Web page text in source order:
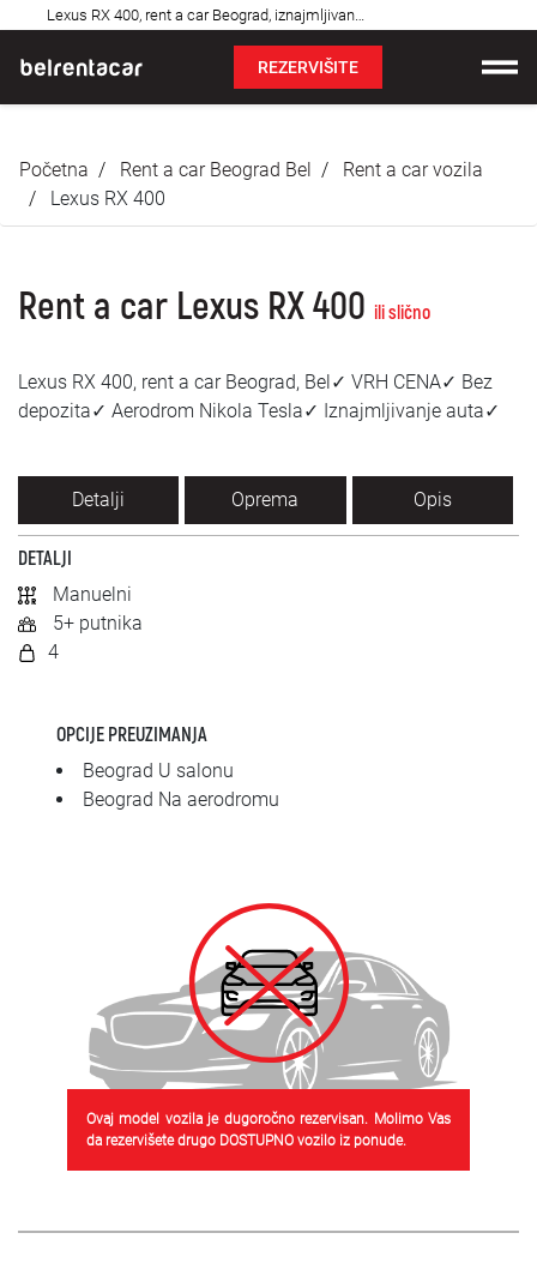
Lexus RX 400, rent a car Beograd, iznajmljivanje auta: Bel✓
pitanja
REZERVIŠITE
Cene
O nama
Najčešća pitanja
Kontakt
SRPSKI
СРПСКИ
Početna Rent a car Beograd Bel
Rent a car vozila
Lexus RX 400
Rent a car Lexus RX 400 ili slično
Lexus RX 400, rent a car Beograd, Bel✓ VRH CENA✓ Bez
depozita✓ Aerodrom Nikola Tesla✓ Iznajmljivanje auta✓
Detalji Oprema Opis
DETALJI
Manuelni
5+ putnika
4
OPCIJE PREUZIMANJA
Beograd U salonu
Beograd Na aerodromu
Ovaj model vozila je dugoročno rezervisan. Molimo Vas
da rezervišete drugo DOSTUPNO vozilo iz ponude.